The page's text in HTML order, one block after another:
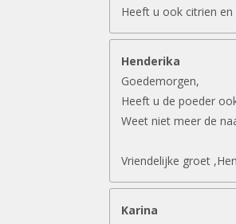
Heeft u ook citrien
Henderika
Goedemorgen,
Heeft u de poeder
Weet niet meer de
Vriendelijke groet
Karina